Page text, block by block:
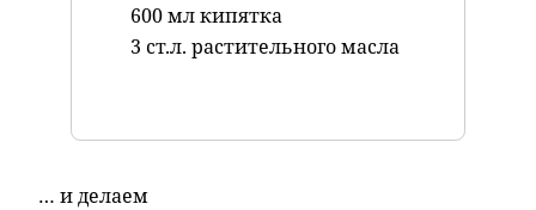
600 мл кипятка
3 ст.л. растительного масла
… и делаем